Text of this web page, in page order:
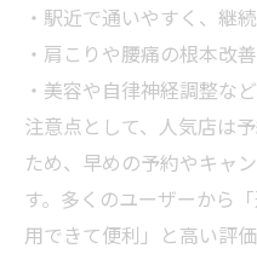
・駅近で通いやすく、継
・肩こりや腰痛の根本改
・美容や自律神経調整な
注意点として、人気店は
ため、早めの予約やキャ
す。多くのユーザーから
用できて便利」と高い評価